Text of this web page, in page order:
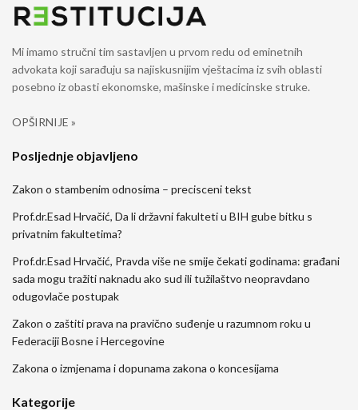
Mi imamo stručni tim sastavljen u prvom redu od eminetnih
advokata koji sarađuju sa najiskusnijim vještacima iz svih oblasti
posebno iz obasti ekonomske, mašinske i medicinske struke.
OPŠIRNIJE »
Posljednje objavljeno
Zakon o stambenim odnosima – precisceni tekst
Prof.dr.Esad Hrvačić, Da li državni fakulteti u BIH gube bitku s
privatnim fakultetima?
Prof.dr.Esad Hrvačić, Pravda više ne smije čekati godinama: građani
sada mogu tražiti naknadu ako sud ili tužilaštvo neopravdano
odugovlače postupak
Zakon o zaštiti prava na pravično suđenje u razumnom roku u
Federaciji Bosne i Hercegovine
Zakona o izmjenama i dopunama zakona o koncesijama
Kategorije